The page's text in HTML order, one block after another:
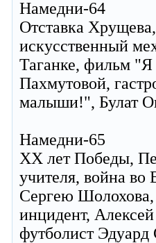
Намедни-64
Отставка
искусственный
Таганке, фильм
Пахмутовой,
малыши!", Булат
Намедни-65
XX лет Победы,
учителя, война во
Сергею
инцидент,
футболист Эдуард